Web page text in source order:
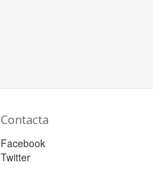
Contacta
Facebook
Twitter